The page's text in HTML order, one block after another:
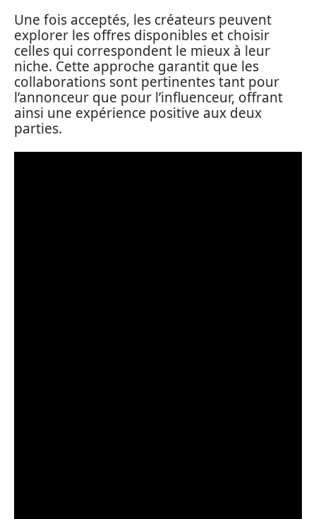
Une fois acceptés, les créateurs peuvent
explorer les offres disponibles et choisir
celles qui correspondent le mieux à leur
niche. Cette approche garantit que les
collaborations sont pertinentes tant pour
l’annonceur que pour l’influenceur, offrant
ainsi une expérience positive aux deux
parties.